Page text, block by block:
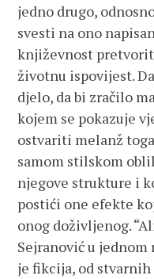
jedno drugo,
svesti na ono
književnost
životnu ispovijest.
djelo, da bi zračilo
kojem se pokazuje
ostvariti melanž
samom stilskom
njegove strukture i
postići one efekte
onog doživljenog.
Sejranović u jednom
je fikcija, od stvarnih